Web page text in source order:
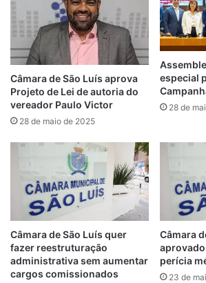
Atendimento camara
Público São Luís
Câmara de São Luís aprova
Projeto de Lei de autoria do
vereador Paulo Victor
28 de maio de 2025
especial
28 de
Câmara de São Luís quer
fazer reestruturação
administrativa sem aumentar
cargos comissionados
Câmara
perícia
23 de